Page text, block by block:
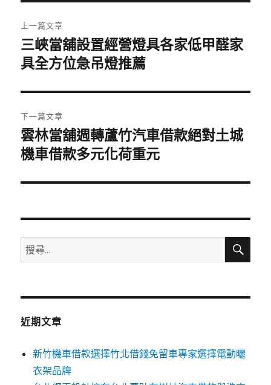
章
導
覽
上一篇文章
上
一
文
章:
三峽當舖設置經營燈具各家低甲醛家
具全方位急吊燈推薦
下一篇文章
下
一
文
雲林當舖週轉蘆竹汽車借款絕對土城
機車借款多元化荷重元
搜
尋
鍵
搜
近期文章
新竹機車借款選擇竹北借錢免留車專家選擇電動曬
衣架品牌